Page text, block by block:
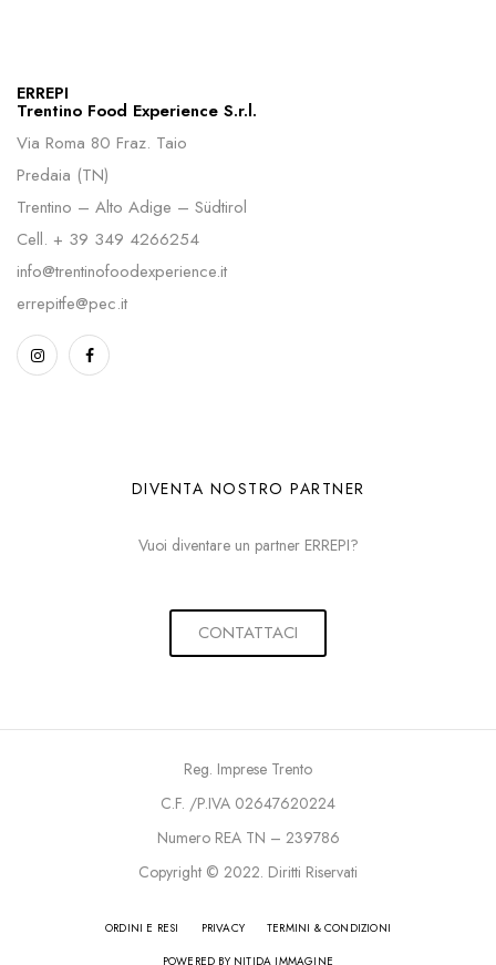
ERREPI
Trentino Food Experience S.r.l.
Via Roma 80 Fraz. Taio
Predaia (TN)
Trentino – Alto Adige – Südtirol
Cell. + 39 349 4266254
info@trentinofoodexperience.it
errepitfe@pec.it
DIVENTA NOSTRO PARTNER
Vuoi diventare un partner ERREPI?
CONTATTACI
Reg. Imprese Trento
C.F. /P.IVA 02647620224
Numero REA TN – 239786
Copyright © 2022. Diritti Riservati
ORDINI E RESI PRIVACY
TERMINI & CONDIZIONI
POWERED BY NITIDA IMMAGINE